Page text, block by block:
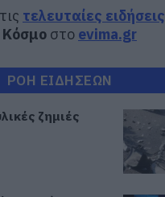
τελευταίες ειδήσεις
Κόσμο στο evima.gr
ΡΟΗ ΕΙΔΗΣΕΩΝ
ζημιές